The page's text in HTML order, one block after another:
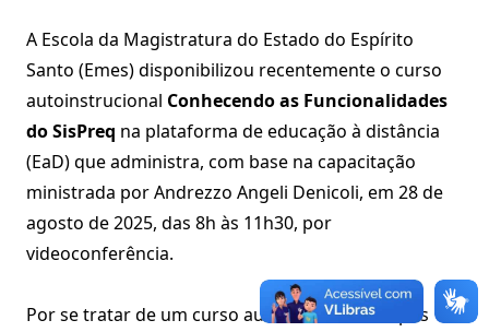
A Escola da Magistratura do Estado do Espírito
Santo (Emes) disponibilizou recentemente o curso
autoinstrucional Conhecendo as Funcionalidades
do SisPreq na plataforma de educação à distância
(EaD) que administra, com base na capacitação
ministrada por Andrezzo Angeli Denicoli, em 28 de
agosto de 2025, das 8h às 11h30, por
videoconferência.
Por se tratar de um curso autoinstrucional, após